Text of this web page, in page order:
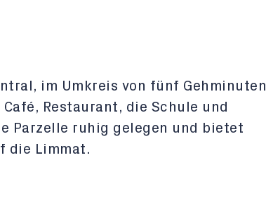
im Umkreis von fünf Gehminuten
Restaurant, die Schule und
Parzelle ruhig gelegen und bietet
die Limmat.